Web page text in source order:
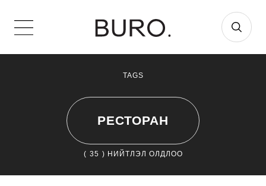
TAGS
РЕСТОРАН
( 35 ) НИЙТЛЭЛ ОЛДЛОО